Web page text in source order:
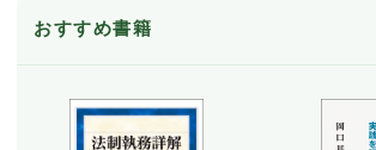
おすすめ書籍